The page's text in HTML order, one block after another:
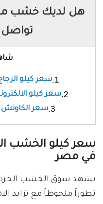
هل لديك خشب
تواصل
سعر كيلو
سعر كيلو
سعر الكاوتش
سعر كيلو الخشب
في مصر
يشهد سوق الخشب الخردة
تطوراً ملحوظاً مع تزايد